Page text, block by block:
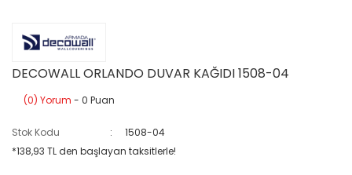
DECOWALL ORLANDO DUVAR KAĞIDI 1508-04
(0) Yorum - 0 Puan
Stok Kodu
1508-04
*138,93 TL den başlayan taksitlerle!